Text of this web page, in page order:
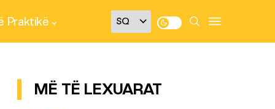
Praktikë
MË TË LEXUARAT